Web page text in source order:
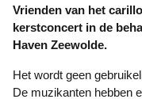
Vrienden van het
kerstconcert in de
Haven Zeewolde.
Het wordt geen gebruikelijk kerstconcert met zoete kerstliedjes.
De muzikanten hebben